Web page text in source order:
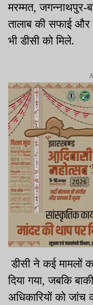
मरम्मत, जगन्नाथपुर-
तालाब की सफाई
भी डीसी को मिले.
डीसी ने कई मामलों
दिया गया, जबकि
अधिकारियों को जांच